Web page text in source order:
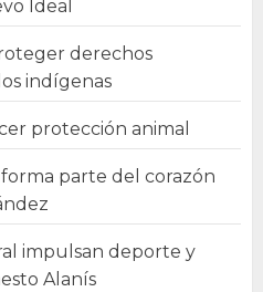
Ideal
derechos
indígenas
protección animal
parte del corazón
impulsan deporte y
Alanís